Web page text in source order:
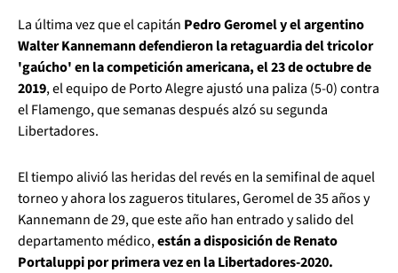
La última vez que el capitán Pedro Geromel y el argentino
Walter Kannemann defendieron la retaguardia del tricolor
'gaúcho' en la competición americana, el 23 de octubre de
2019, el equipo de Porto Alegre ajustó una paliza (5-0) contra
el Flamengo, que semanas después alzó su segunda
Libertadores.
El tiempo alivió las heridas del revés en la semifinal de aquel
torneo y ahora los zagueros titulares, Geromel de 35 años y
Kannemann de 29, que este año han entrado y salido del
departamento médico,están a disposición de Renato
Portaluppi por primera vez en la Libertadores-2020.